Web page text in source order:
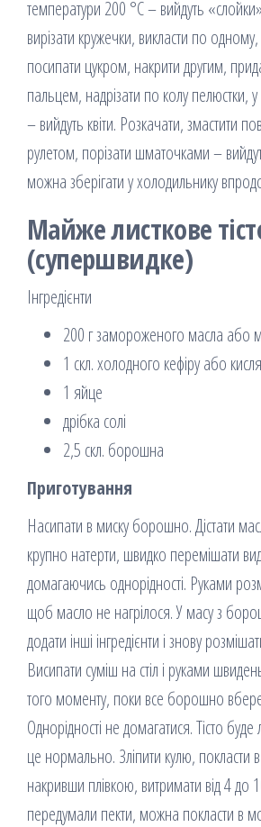
температури 200 °С – вийдуть
вирізати кружечки, викласти по
посипати цукром, накрити другим,
пальцем, надрізати по колу пелюстки,
– вийдуть квіти. Розкачати, змастити
рулетом, порізати шматочками –
можна зберігати у холодильнику
Майже листкове
(супершвидке)
Інгредієнти
200 г замороженого масла або
1 скл. холодного кефіру або
1 яйце
дрібка солі
2,5 скл. борошна
Приготування
Насипати в миску борошно. Дістати
крупно натерти, швидко перемішати
домагаючись однорідності. Руками
щоб масло не нагрілося. У масу з
додати інші інгредієнти і знову
Висипати суміш на стіл і руками
того моменту, поки все борошно
Однорідності не домагатися. Тісто
це нормально. Зліпити кулю, покласти
накривши плівкою, витримати від 4 до
передумали пекти, можна покласти в